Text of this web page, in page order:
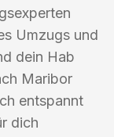
Umzugs und
dein Hab
Maribor
entspannt
dich